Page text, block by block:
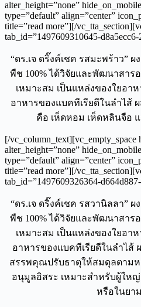
alter_height=”none”
type=”default” align=”center”
title=”read more”][/
tab_id=”1497609310645-
“ดร.เจ ดริ๊งค์เชค รสมะพร้าว”
พืช 100% ได้วิจัยและพัฒนาสาร
เหมาะสม เป็นแหล่งของใยอา
อาหารของแบคทีเรียดีในลำไส้
คือ เห็ดหอม เห็ดหลินจือ
[/vc_column_text][vc_empty_space
alter_height=”none”
type=”default” align=”center”
title=”read more”][/
tab_id=”1497609326364-
“ดร.เจ ดริ๊งค์เชค รสวานิลลา”
พืช 100% ได้วิจัยและพัฒนาสาร
เหมาะสม เป็นแหล่งของใยอา
อาหารของแบคทีเรียดีในลำไส้
สรรพคุณปรับธาตุให้สมดุลตาม
อนุมูลอิสระ เหมาะสำหรับผู้ให
หรือในยา